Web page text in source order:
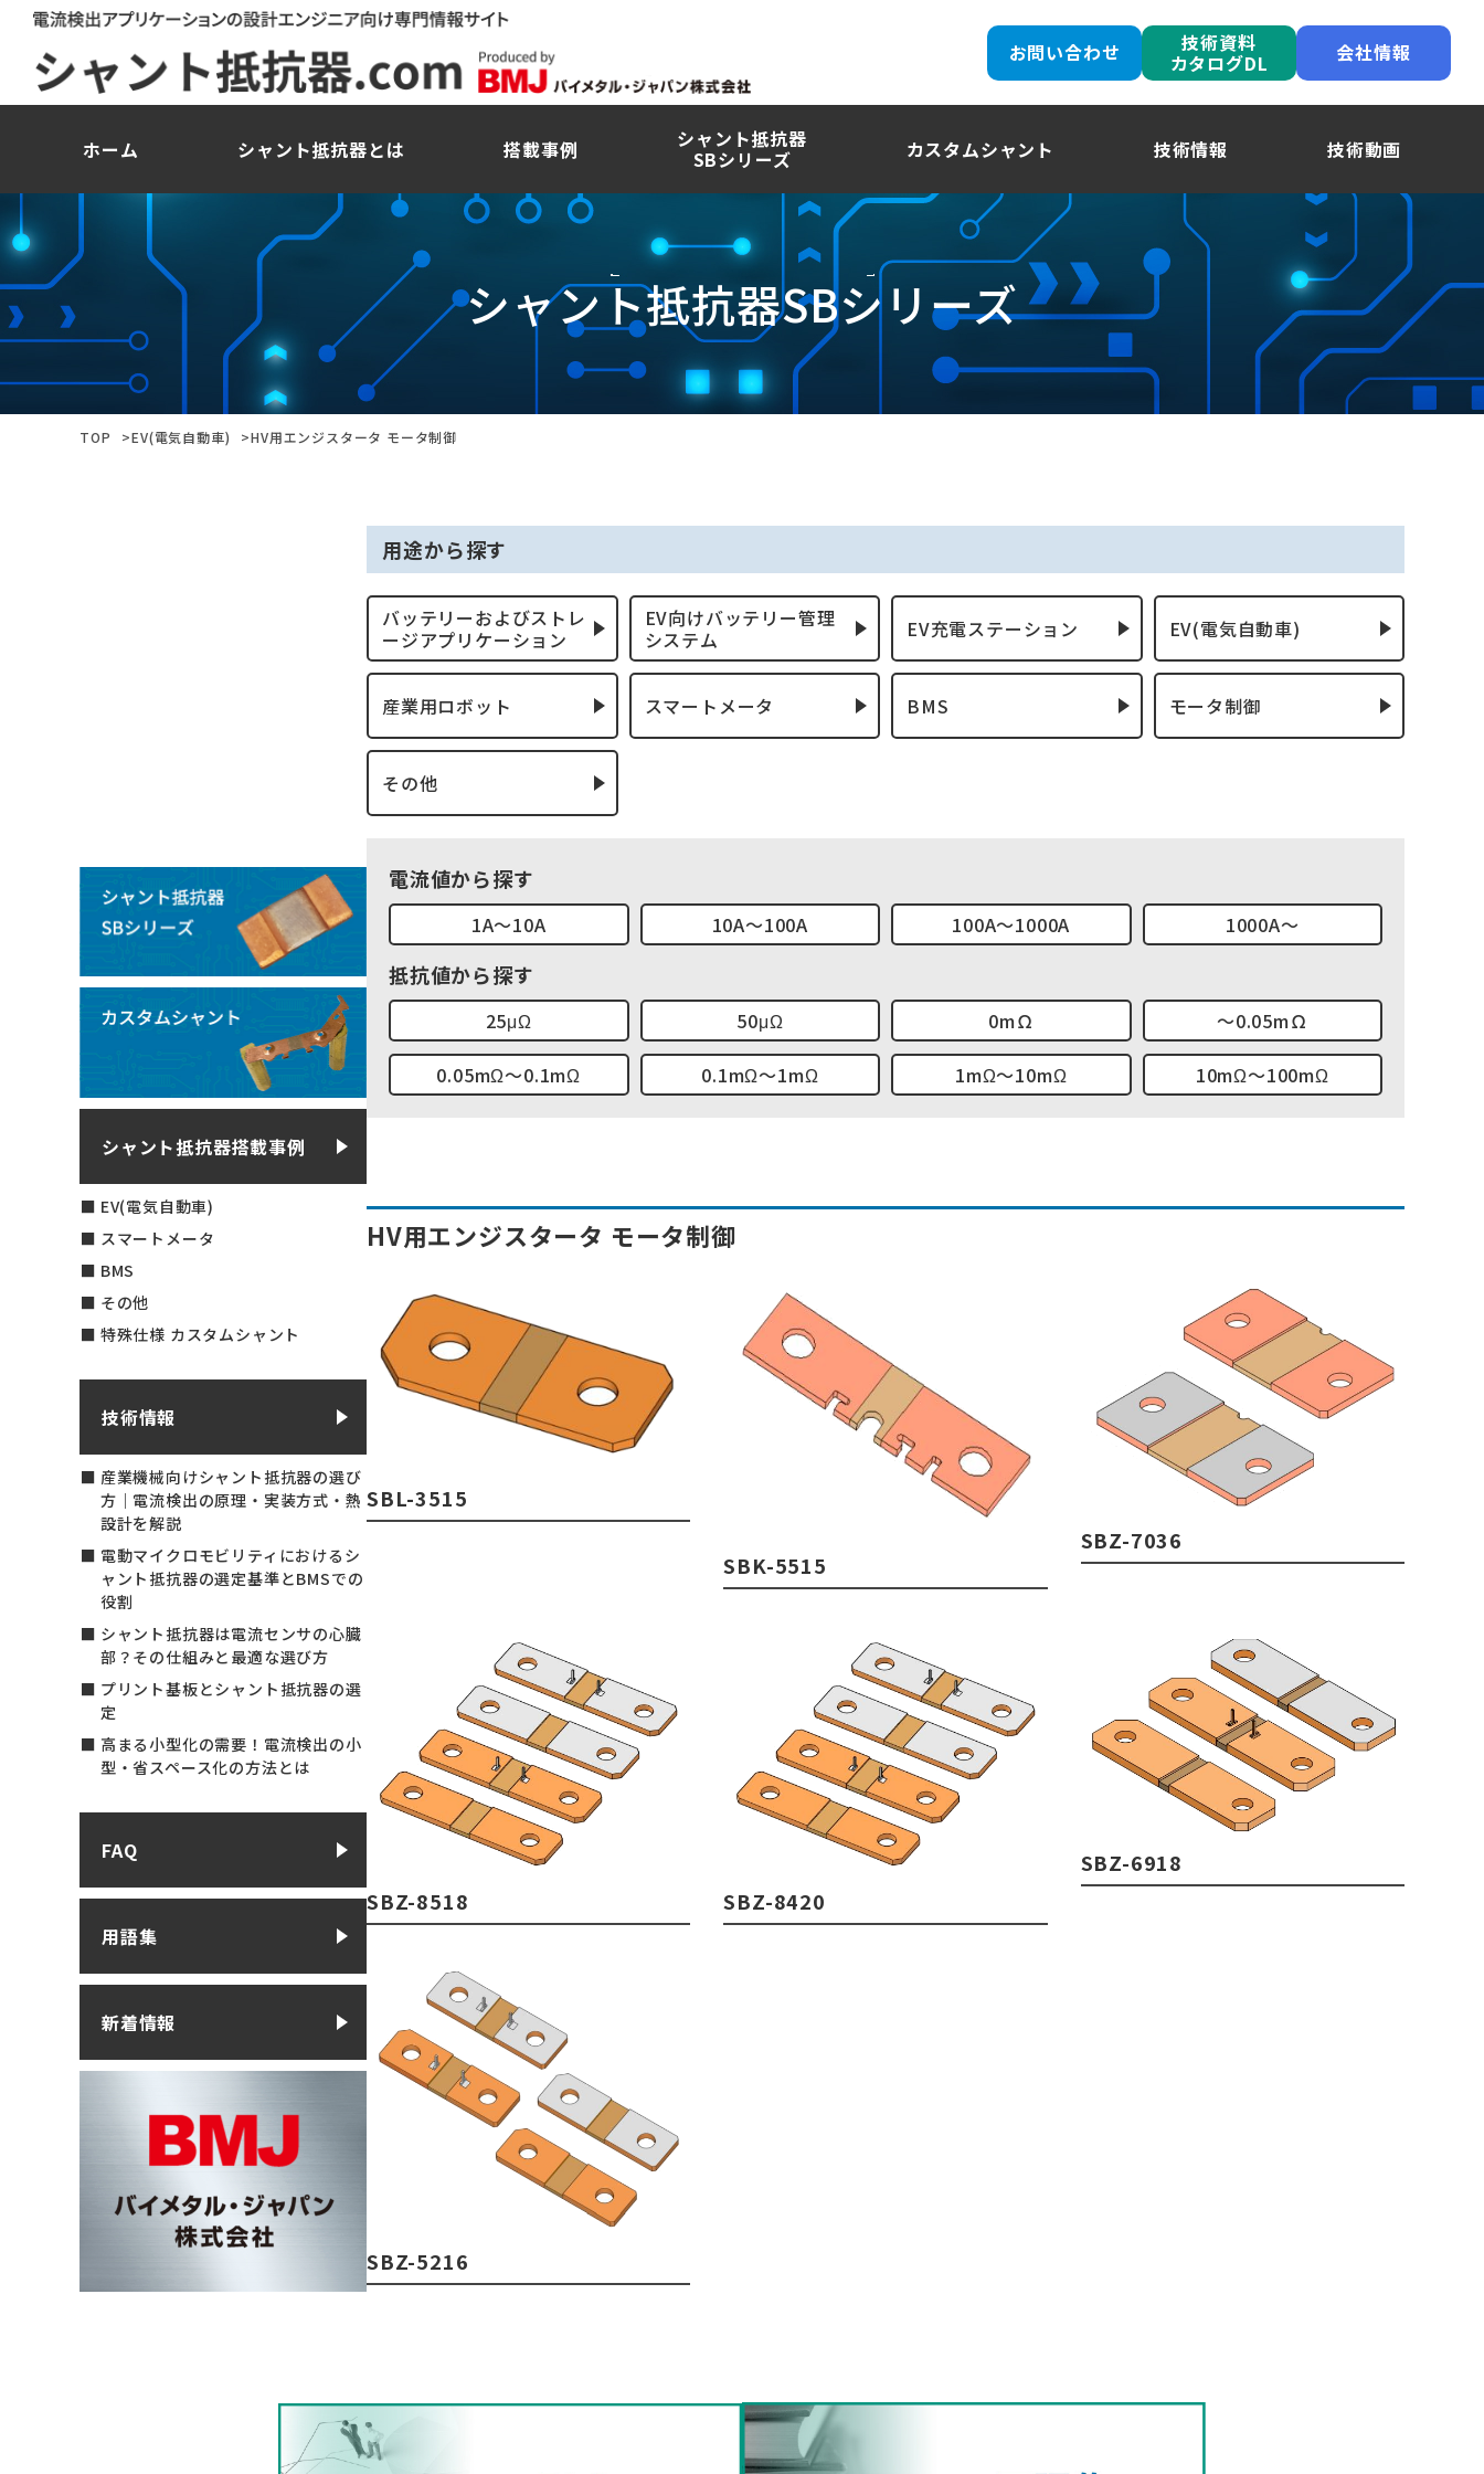
お問い合わせ 技術資料
カタログDL 会社情報
ホーム シャント抵抗器とは 搭載事例 シャント抵抗器
SBシリーズ カスタムシャント 技術情報 技術動画
シャント抵抗器SBシリーズ
TOP EV(電気自動車) HV用エンジスタータ モータ制御
用途から探す
バッテリーおよびストレ
ージアプリケーション
EV向けバッテリー管理
システム
EV充電ステーション EV(電気自動車)
産業用ロボット スマートメータ BMS モータ制御
その他
電流値から探す
1A～10A 10A～100A 100A～1000A 1000A～
抵抗値から探す
25μΩ 50μΩ 0mΩ ～0.05mΩ
0.05mΩ～0.1mΩ 0.1mΩ～1mΩ 1mΩ～10mΩ 10mΩ～100mΩ
HV用エンジスタータ モータ制御
SBL-3515
SBK-5515
SBZ-7036
SBZ-8518 SBZ-8420
SBZ-6918
SBZ-5216
シャント抵抗器搭載事例
EV(電気自動車)
スマートメータ
BMS
その他
特殊仕様 カスタムシャント
技術情報
産業機械向けシャント抵抗器の選び
方｜電流検出の原理・実装方式・熱
設計を解説
電動マイクロモビリティにおけるシ
ャント抵抗器の選定基準とBMSでの
役割
シャント抵抗器は電流センサの心臓
部？その仕組みと最適な選び方
プリント基板とシャント抵抗器の選
定
高まる小型化の需要！電流検出の小
型・省スペース化の方法とは
FAQ
用語集
新着情報